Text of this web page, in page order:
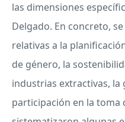
las dimensiones
Delgado. En concreto,
relativas a la
de género, la
industrias extractivas, la
participación en la toma